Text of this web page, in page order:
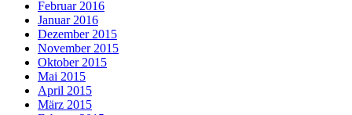
Februar 2016
Januar 2016
Dezember 2015
November 2015
Oktober 2015
Mai 2015
April 2015
März 2015